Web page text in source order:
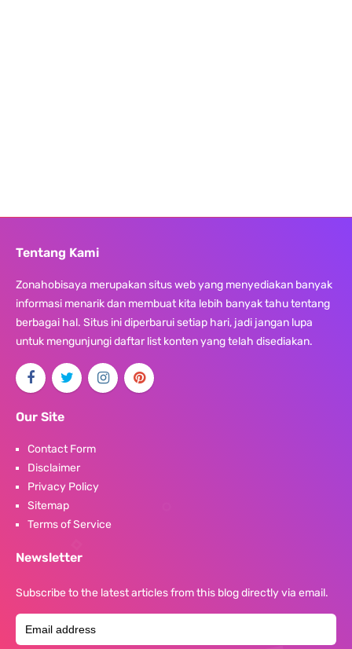
Tentang Kami
Zonahobisaya merupakan situs web yang menyediakan banyak
informasi menarik dan membuat kita lebih banyak tahu tentang
berbagai hal. Situs ini diperbarui setiap hari, jadi jangan lupa
untuk mengunjungi daftar list konten yang telah disediakan.
Our Site
Contact Form
Disclaimer
Privacy Policy
Sitemap
Terms of Service
Newsletter
Subscribe to the latest articles from this blog directly via email.